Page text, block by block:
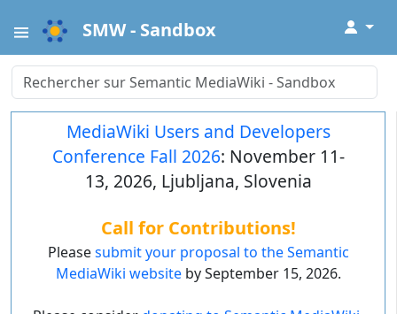
SMW - Sandbox ↓
MediaWiki Users and Developers
Conference Fall 2026: November 11-
13, 2026, Ljubljana, Slovenia
Call for Contributions!
Pleasesubmit your proposal to the Semantic
MediaWiki websiteby September 15, 2026.